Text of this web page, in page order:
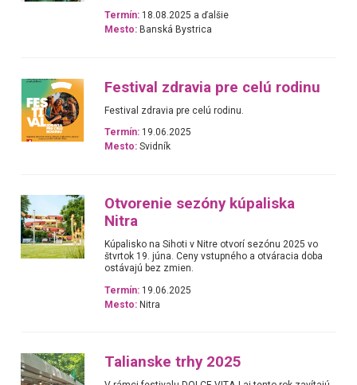
Termín: 18.08.2025 a ďalšie
Mesto: Banská Bystrica
Festival zdravia pre celú rodinu
Festival zdravia pre celú rodinu.
Termín: 19.06.2025
Mesto: Svidník
Otvorenie sezóny kúpaliska
Nitra
Kúpalisko na Sihoti v Nitre otvorí sezónu 2025 vo
štvrtok 19. júna. Ceny vstupného a otváracia doba
ostávajú bez zmien.
Termín: 19.06.2025
Mesto: Nitra
Talianske trhy 2025